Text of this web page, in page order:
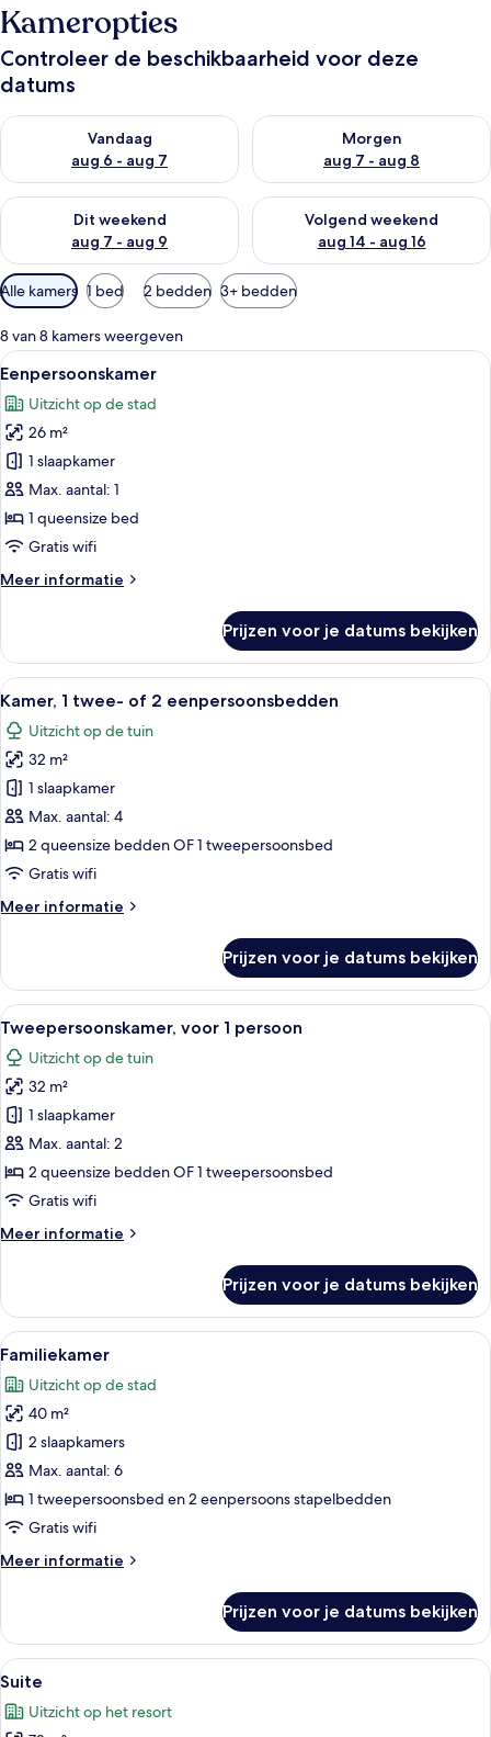
Kameropties
Controleer de beschikbaarheid voor deze
datums
Vandaag
aug 6 - aug 7
De beschikbaarheid controleren voor vanavond aug 6 - aug 7
Morgen
aug 7 - aug 8
De beschikbaarheid
Dit weekend
aug 7 - aug 9
De beschikbaarheid controleren voor dit weekend aug 7 -
Volgend weekend
aug 14 - aug 16
De beschikbaarheid
Beschikbare
filters
voor
kamers
Alle kamers 1 bed 2 bedden 3+ bedden
8 van 8 kamers weergeven
Alle
foto's
voor
Eenpersoonskamer
laden
Een hotelkamer met een groot bed,
3
Eenpersoonskamer
Uitzicht op de stad
26 m²
1 slaapkamer
Max. aantal: 1
1 queensize bed
Gratis wifi
Meer informatie
Meer
Prijzen voor je datums bekijken
Alle
foto's
voor
Kamer,
twee-
of
2
laden
Een hotelkamer met twee bedden,
3
Kamer, 1 twee- of 2 eenpersoonsbedden
Uitzicht op de tuin
32 m²
1 slaapkamer
Max. aantal: 4
2 queensize bedden OF 1 tweepersoonsbed
Gratis wifi
Meer informatie
Meer
1
twee-
of
eenpersoonsbedden
Prijzen voor je datums bekijken
Alle
foto's
voor
Tweepersoonskamer,
voor
1
persoon
laden
Een hotelkamer met twee bedden,
3
Tweepersoonskamer, voor 1 persoon
Uitzicht op de tuin
32 m²
1 slaapkamer
Max. aantal: 2
2 queensize bedden OF 1 tweepersoonsbed
Gratis wifi
Meer informatie
Meer
voor
persoon
Prijzen voor je datums bekijken
Alle
foto's
voor
Familiekamer
laden
Een hotelkamer met een bed, een
7
Familiekamer
Uitzicht op de stad
40 m²
2 slaapkamers
Max. aantal: 6
1 tweepersoonsbed en 2 eenpersoons stapelbedden
Gratis wifi
Meer informatie
Meer
Prijzen voor je datums bekijken
Alle
foto's
voor
Een hotelkamer met een zithoek,
4
Suite
Uitzicht op het resort